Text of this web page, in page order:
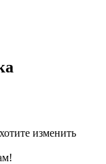
изменить